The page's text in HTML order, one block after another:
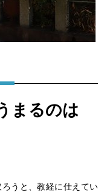
まるのは
うと、教経に仕えてい